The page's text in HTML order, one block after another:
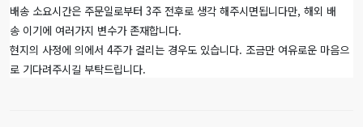
배송 소요시간은 주문일로부터 3주 전후로 생각 해주시면됩니다만, 해외 배
송 이기에 여러가지 변수가 존재합니다.
현지의 사정에 의에서 4주가 걸리는 경우도 있습니다. 조금만 여유로운 마음으
로 기다려주시길 부탁드립니다.